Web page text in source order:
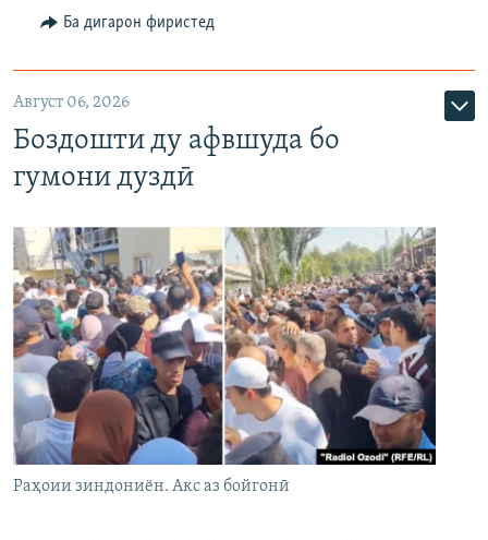
Ба дигарон фиристед
Август 06, 2026
Боздошти ду афвшуда бо
гумони дуздӣ
Раҳоии зиндониён. Акс аз бойгонӣ